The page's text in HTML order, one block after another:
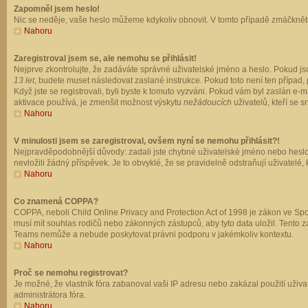
Zapomněl jsem heslo!
Nic se neděje, vaše heslo můžeme kdykoliv obnovit. V tomto případě
Nahoru
Zaregistroval jsem se, ale nemohu se přihlásit!
Nejprve zkontrolujte, že zadáváte správné uživatelské jméno a heslo. Pokud
13 let, budete muset následovat zaslané instrukce. Pokud toto není ten
Když jste se registrovali, byli byste k tomuto vyzváni. Pokud vám byl zaslán
aktivace používá, je zmenšit možnost výskytu nežádoucích uživatelů, kteří se
Nahoru
V minulosti jsem se zaregistroval, ovšem nyní se nemohu přihlásit?!
Nejpravděpodobnější důvody: zadali jste chybné uživatelské jméno nebo
nevložili žádný příspěvek. Je to obvyklé, že se pravidelně odstraňují
Nahoru
Co znamená COPPA?
COPPA, neboli Child Online Privacy and Protection Act of 1998 je zákon ve
musí mít souhlas rodičů nebo zákonných zástupců, aby tyto data uložil.
Teams nemůže a nebude poskytovat právni podporu v jakémkoliv kontextu.
Nahoru
Proč se nemohu registrovat?
Je možné, že vlastník fóra zabanoval vaši IP adresu nebo zakázal použití
administrátora fóra.
Nahoru